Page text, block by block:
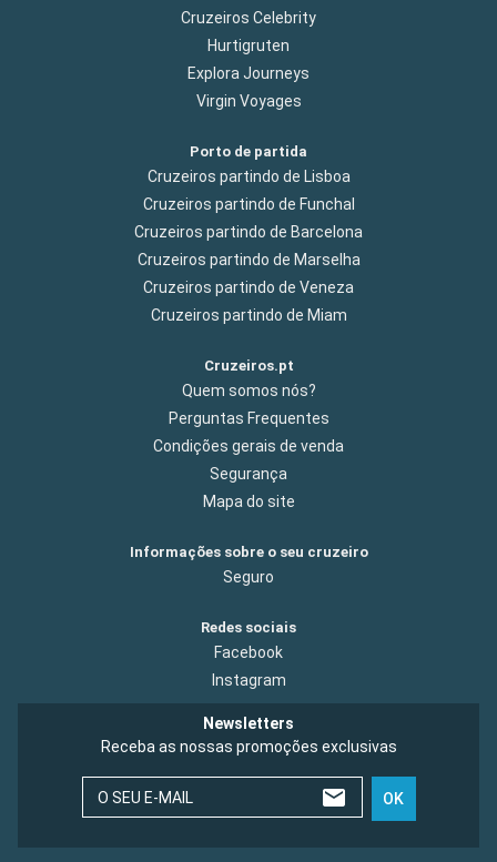
Cruzeiros Celebrity
Hurtigruten
Explora Journeys
Virgin Voyages
Porto de partida
Cruzeiros partindo de Lisboa
Cruzeiros partindo de Funchal
Cruzeiros partindo de Barcelona
Cruzeiros partindo de Marselha
Cruzeiros partindo de Veneza
Cruzeiros partindo de Miam
Cruzeiros.pt
Quem somos nós?
Perguntas Frequentes
Condições gerais de venda
Segurança
Mapa do site
Informações sobre o seu cruzeiro
Seguro
Redes sociais
Facebook
Instagram
Newsletters
Receba as nossas promoções exclusivas
O SEU E-MAIL OK